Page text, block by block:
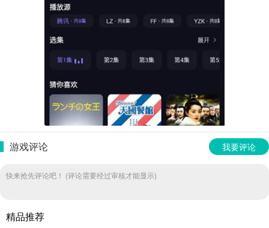
游戏评论 我要评论
快来抢先评论吧！ (评论需要经过审核才能显示)
精品推荐